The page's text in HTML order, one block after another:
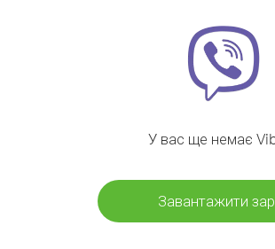
У вас ще немає
Завантажити